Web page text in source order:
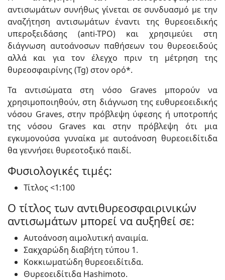
αντισωμάτων συνήθως γίνεται σε συνδυασμό με την
αναζήτηση αντισωμάτων έναντι της θυρεοειδικής
υπεροξειδάσης (anti-TPO) και χρησιμεύει στη
διάγνωση αυτοάνοσων παθήσεων του θυρεοειδούς
αλλά και για τον έλεγχο πριν τη μέτρηση της
θυρεοσφαιρίνης (Tg) στον ορό*.
Τα αντισώματα στη νόσο Graves μπορούν να
χρησιμοποιηθούν, στη διάγνωση της ευθυρεοειδικής
νόσου Graves, στην πρόβλεψη ύφεσης ή υποτροπής
της νόσου Graves και στην πρόβλεψη ότι μια
εγκυμονούσα γυναίκα με αυτοάνοση θυρεοειδίτιδα
θα γεννήσει θυρεοτοξικό παιδί.
Φυσιολογικές τιμές:
Τίτλος <1:100
Ο τίτλος των αντιθυρεοσφαιρινικών
αντισωμάτων μπορεί να αυξηθεί σε:
Αυτοάνοση αιμολυτική αναιμία.
Σακχαρώδη διαβήτη τύπου 1.
Κοκκιωματώδη θυρεοειδίτιδα.
Θυρεοειδίτιδα Hashimoto.